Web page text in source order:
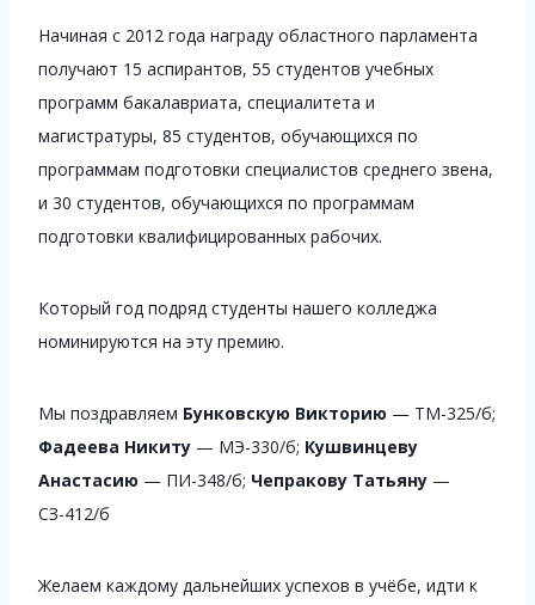
Начиная с 2012 года награду областного парламента
получают 15 аспирантов, 55 студентов учебных
программ бакалавриата, специалитета и
магистратуры, 85 студентов, обучающихся по
программам подготовки специалистов среднего звена,
и 30 студентов, обучающихся по программам
подготовки квалифицированных рабочих.
Который год подряд студенты нашего колледжа
номинируются на эту премию.
Мы поздравляем Бунковскую Викторию — ТМ-325/б;
Фадеева Никиту — МЭ-330/б; Кушвинцеву
Анастасию — ПИ-348/б; Чепракову Татьяну —
СЗ-412/б
Желаем каждому дальнейших успехов в учёбе, идти к